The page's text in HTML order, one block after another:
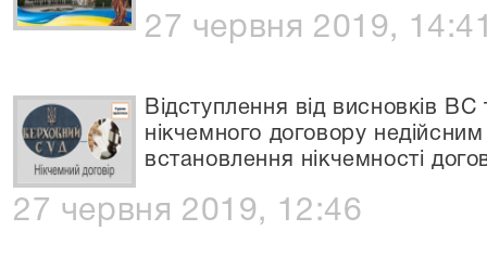
27 червня 2019,
Відступлення від висновків
нікчемного договору
встановлення нікчемності
27 червня 2019, 12:46